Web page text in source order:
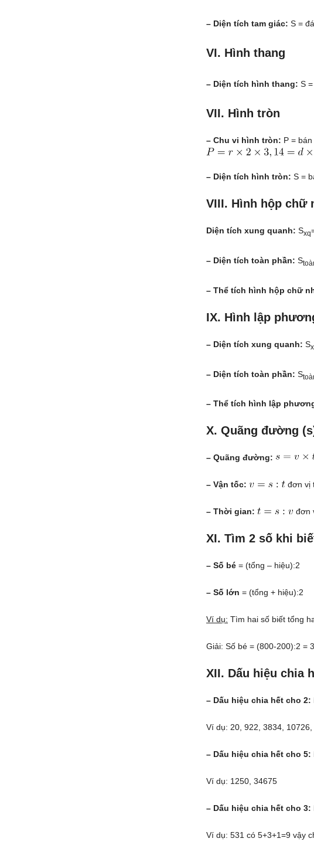
– Diện tích tam giác: S =
VI. Hình thang
– Diện tích hình thang: S
VII. Hình tròn
– Chu vi hình tròn: P =
– Diện tích hình tròn: S =
VIII. Hình hộp chữ
Diện tích xung quanh: Sxq
– Diện tích toàn phần: S
– Thể tích hình hộp chữ
IX. Hình lập
– Diện tích xung quanh: S
– Diện tích toàn phần: S
– Thể tích hình lập
X. Quãng đường
– Quãng đường:
– Vận tốc: đơn vị
– Thời gian: đơn
XI. Tìm 2 số khi
– Số bé = (tổng – hiệu):2
– Số lớn = (tổng + hiệu):2
Ví dụ: Tìm hai số biết tổng
Giải: Số bé = (800-200):2 =
XII. Dấu hiệu chia
– Dấu hiệu chia hết cho 2:
Ví dụ: 20, 922, 3834, 10726,
– Dấu hiệu chia hết cho 5:
Ví dụ: 1250, 34675
– Dấu hiệu chia hết cho 3:
Ví dụ: 531 có 5+3+1=9 vậy